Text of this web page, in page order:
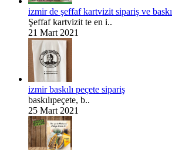
izmir de şeffaf kartvizit sipariş ve baskı
Şeffaf kartvizit te en i..
21 Mart 2021
izmir baskılı peçete sipariş
baskılıpeçete, b..
25 Mart 2021